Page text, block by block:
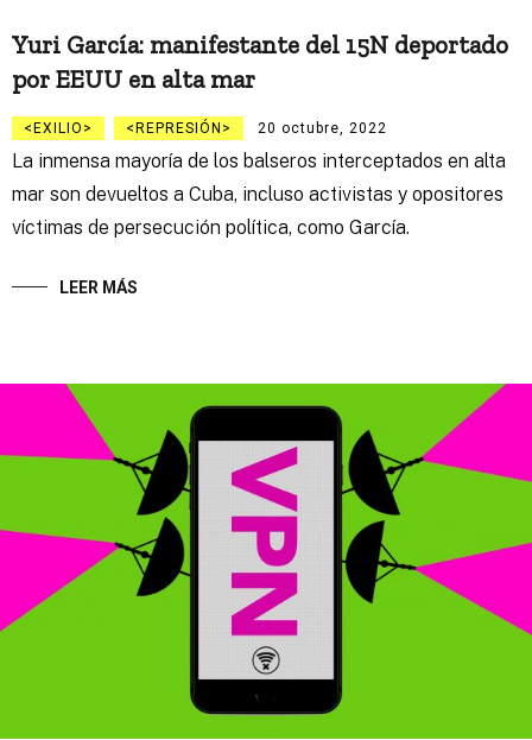
Yuri García: manifestante del 15N deportado
por EEUU en alta mar
EXILIO REPRESIÓN 20 octubre, 2022
La inmensa mayoría de los balseros interceptados en alta
mar son devueltos a Cuba, incluso activistas y opositores
víctimas de persecución política, como García.
LEER MÁS